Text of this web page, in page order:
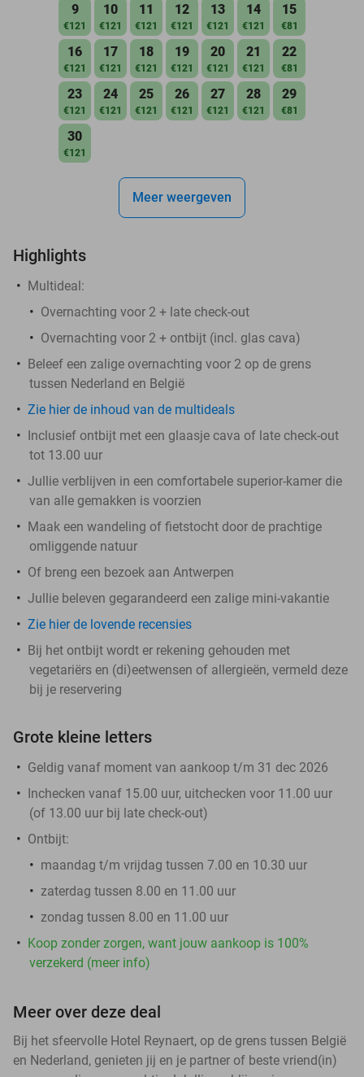
9
€121
10
€121
11
€121
12
€121
13
€121
14
€121
15
€81
16
€121
17
€121
18
€121
19
€121
20
€121
21
€121
22
€81
23
€121
24
€121
25
€121
26
€121
27
€121
28
€121
29
€81
30
€121
Meer weergeven
Highlights
Multideal:
Overnachting voor 2 + late check-out
Overnachting voor 2 + ontbijt (incl. glas cava)
Beleef een zalige overnachting voor 2 op de grens
tussen Nederland en België
Zie hier de inhoud van de multideals
Inclusief ontbijt met een glaasje cava of late check-out
tot 13.00 uur
Jullie verblijven in een comfortabele superior-kamer die
van alle gemakken is voorzien
Maak een wandeling of fietstocht door de prachtige
omliggende natuur
Of breng een bezoek aan Antwerpen
Jullie beleven gegarandeerd een zalige mini-vakantie
Zie hier de lovende recensies
Bij het ontbijt wordt er rekening gehouden met
vegetariërs en (di)eetwensen of allergieën, vermeld deze
bij je reservering
Grote kleine letters
Geldig vanaf moment van aankoop t/m 31 dec 2026
Inchecken vanaf 15.00 uur, uitchecken voor 11.00 uur
(of 13.00 uur bij late check-out)
Ontbijt:
maandag t/m vrijdag tussen 7.00 en 10.30 uur
zaterdag tussen 8.00 en 11.00 uur
zondag tussen 8.00 en 11.00 uur
Koop zonder zorgen, want jouw aankoop is 100%
verzekerd (meer info)
Meer over deze deal
Bij het sfeervolle Hotel Reynaert, op de grens tussen België
en Nederland, genieten jij en je partner of beste vriend(in)